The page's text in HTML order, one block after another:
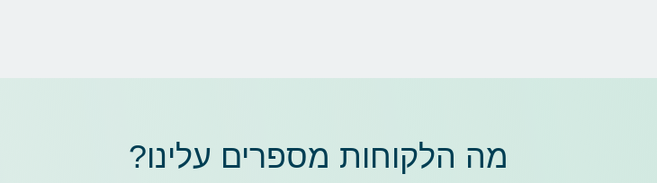
מה הלקוחות מספרים עלינו?